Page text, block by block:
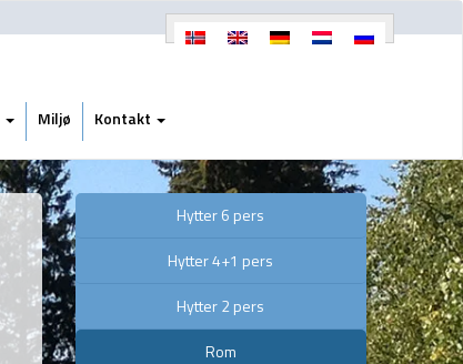
Miljø Kontakt
Hytter 6 pers
Hytter 4+1 pers
Hytter 2 pers
Rom